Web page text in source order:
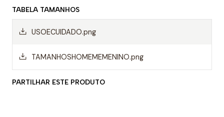
sensação de leveza.
Dessa forma, os calções de polo aquático facilitam a
permitindo um movimento mais rápido ao nadar.
TABELA TAMANHOS
USOECUIDADO.png
TAMANHOSHOMEMEMENINO.png
PARTILHAR ESTE PRODUTO